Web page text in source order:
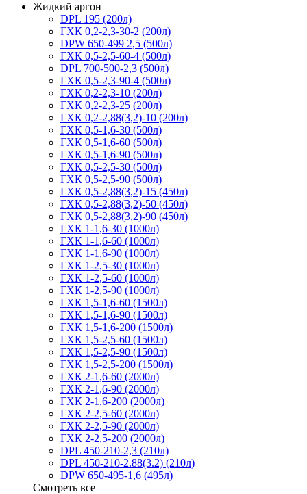
Жидкий аргон
DPL 195 (200л)
ГХК 0,2-2,3-30-2 (200л)
DPW 650-499 2,5 (500л)
ГХК 0,5-2,5-60-4 (500л)
DPL 700-500-2,3 (500л)
ГХК 0,5-2,3-90-4 (500л)
ГХК 0,2-2,3-10 (200л)
ГХК 0,2-2,3-25 (200л)
ГХК 0,2-2,88(3,2)-10 (200л)
ГХК 0,5-1,6-30 (500л)
ГХК 0,5-1,6-60 (500л)
ГХК 0,5-1,6-90 (500л)
ГХК 0,5-2,5-30 (500л)
ГХК 0,5-2,5-90 (500л)
ГХК 0,5-2,88(3,2)-15 (450л)
ГХК 0,5-2,88(3,2)-50 (450л)
ГХК 0,5-2,88(3,2)-90 (450л)
ГХК 1-1,6-30 (1000л)
ГХК 1-1,6-60 (1000л)
ГХК 1-1,6-90 (1000л)
ГХК 1-2,5-30 (1000л)
ГХК 1-2,5-60 (1000л)
ГХК 1-2,5-90 (1000л)
ГХК 1,5-1,6-60 (1500л)
ГХК 1,5-1,6-90 (1500л)
ГХК 1,5-1,6-200 (1500л)
ГХК 1,5-2,5-60 (1500л)
ГХК 1,5-2,5-90 (1500л)
ГХК 1,5-2,5-200 (1500л)
ГХК 2-1,6-60 (2000л)
ГХК 2-1,6-90 (2000л)
ГХК 2-1,6-200 (2000л)
ГХК 2-2,5-60 (2000л)
ГХК 2-2,5-90 (2000л)
ГХК 2-2,5-200 (2000л)
DPL 450-210-2,3 (210л)
DPL 450-210-2.88(3.2) (210л)
DPW 650-495-1,6 (495л)
Смотреть все